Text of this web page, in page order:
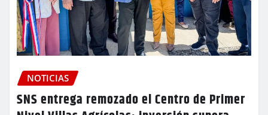
NOTICIAS
SNS entrega remozado el Centro de Primer